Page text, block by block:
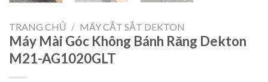
TRANG CHỦ / MÁY CẮT SẮT DEKTON
Máy Mài Góc Không Bánh Răng Dekton
M21-AG1020GLT